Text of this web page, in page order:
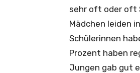
sehr oft oder oft
Mädchen leiden
Schülerinnen
Prozent haben
Jungen gab gut